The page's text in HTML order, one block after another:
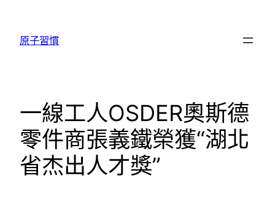
原子習慣
一線工人OSDER奧斯德
零件商張義鐵榮獲“湖北
省杰出人才獎”